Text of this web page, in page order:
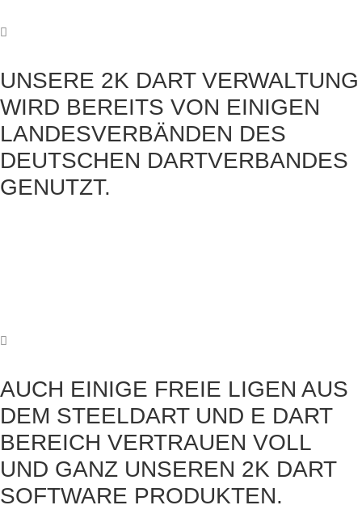
UNSERE 2K DART VERWALTUNG
WIRD BEREITS VON EINIGEN
LANDESVERBÄNDEN DES
DEUTSCHEN DARTVERBANDES
GENUTZT.
AUCH EINIGE FREIE LIGEN AUS
DEM STEELDART UND E DART
BEREICH VERTRAUEN VOLL
UND GANZ UNSEREN 2K DART
SOFTWARE PRODUKTEN.